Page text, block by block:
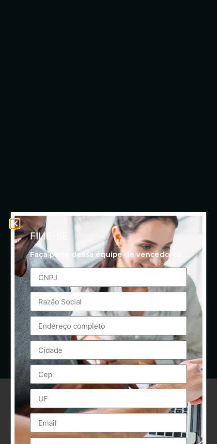
FILIE-SE
Faça parte dessa equipe de vencedores